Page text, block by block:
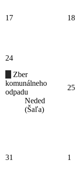
17 18
24
Zber
komunálneho
odpadu
Neded
(Šaľa)
25
31 1